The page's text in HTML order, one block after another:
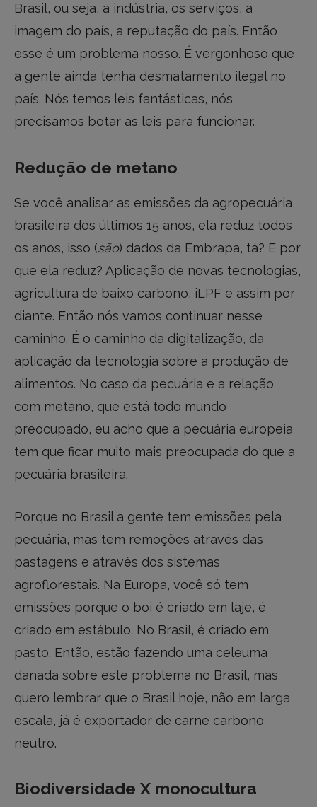
Brasil, ou seja, a indústria, os serviços, a
imagem do país, a reputação do país. Então
esse é um problema nosso. É vergonhoso que
a gente ainda tenha desmatamento ilegal no
país. Nós temos leis fantásticas, nós
precisamos botar as leis para funcionar.
Redução de metano
Se você analisar as emissões da agropecuária
brasileira dos últimos 15 anos, ela reduz todos
os anos, isso (são) dados da Embrapa, tá? E por
que ela reduz? Aplicação de novas tecnologias,
agricultura de baixo carbono, iLPF e assim por
diante. Então nós vamos continuar nesse
caminho. É o caminho da digitalização, da
aplicação da tecnologia sobre a produção de
alimentos. No caso da pecuária e a relação
com metano, que está todo mundo
preocupado, eu acho que a pecuária europeia
tem que ficar muito mais preocupada do que a
pecuária brasileira.
Porque no Brasil a gente tem emissões pela
pecuária, mas tem remoções através das
pastagens e através dos sistemas
agroflorestais. Na Europa, você só tem
emissões porque o boi é criado em laje, é
criado em estábulo. No Brasil, é criado em
pasto. Então, estão fazendo uma celeuma
danada sobre este problema no Brasil, mas
quero lembrar que o Brasil hoje, não em larga
escala, já é exportador de carne carbono
neutro.
Biodiversidade X monocultura